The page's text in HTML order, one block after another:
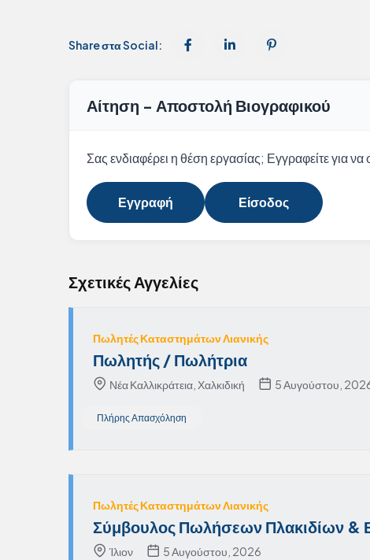
Share στα Social:
Αίτηση - Αποστολή Βιογραφικού
Σας ενδιαφέρει η θέση εργασίας; Εγγραφείτε για να
Εγγραφή Είσοδος
Σχετικές Αγγελίες
Πωλητές Καταστημάτων Λιανικής
Πωλητής / Πωλήτρια
Νέα Καλλικράτεια, Χαλκιδική 5 Αυγούστου,
Πλήρης Απασχόληση
Πωλητές Καταστημάτων Λιανικής
Σύμβουλος Πωλήσεων Πλακιδίων &
Ίλιον 5 Αυγούστου, 2026